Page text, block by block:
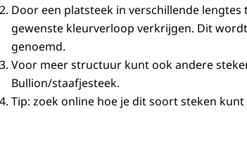
Door een platsteek in verschillende
gewenste kleurverloop verkrijgen. Dit
genoemd.
Voor meer structuur kunt ook andere
Bullion/staafjesteek.
Tip: zoek online hoe je dit soort steken kunt